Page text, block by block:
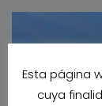
Esta página
cuya